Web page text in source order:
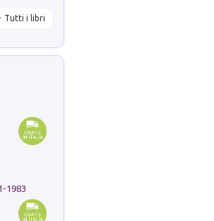
Tutti i libri
1983